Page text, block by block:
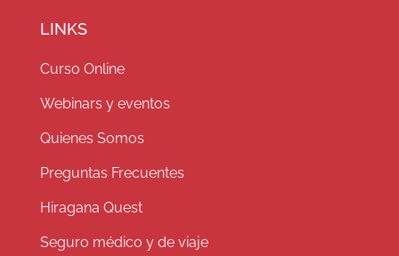
LINKS
Curso Online
Webinars y eventos
Quienes Somos
Preguntas Frecuentes
Hiragana Quest
Seguro médico y de viaje